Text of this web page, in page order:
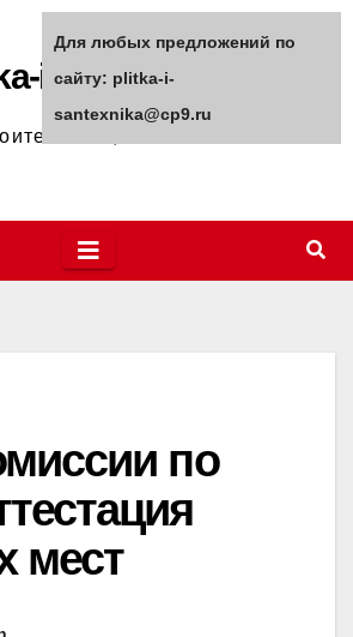
i-santexnika
полезные советы
по
мест
Для любых предложений по
сайту: plitka-i-
santexnika@cp9.ru